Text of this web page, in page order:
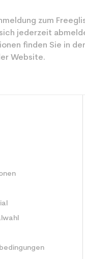
zum
jederzeit
finden Sie in
Website.